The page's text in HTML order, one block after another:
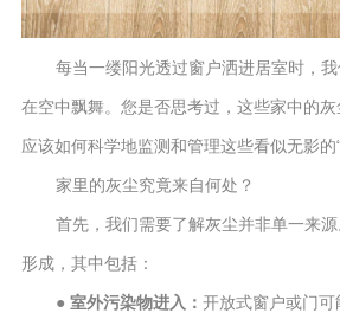
每当一缕阳光透过窗户洒进居室时，
在空中飘舞。您是否思考过，这些家中的
应该如何科学地监测和管理这些看似无影的
家里的灰尘究竟来自何处？
首先，我们需要了解灰尘并非单一来源
形成，其中包括：
● 室外污染物进入： 开放式窗户或门